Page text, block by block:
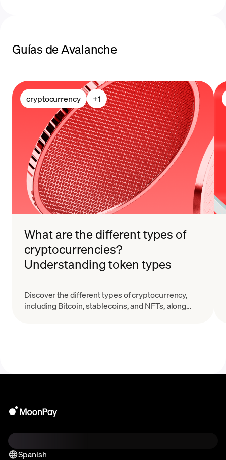
Guías de Avalanche
cryptocurrency +1
What are the different types of
cryptocurrencies?
Understanding token types
Discover the different types of cryptocurrency,
including Bitcoin, stablecoins, and NFTs, along
Spanish